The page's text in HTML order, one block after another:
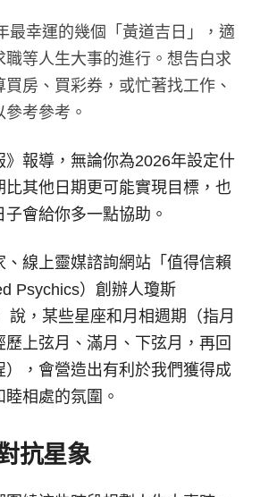
最幸運的幾個「黃道吉日」，適
職等人生大事的進行。想告白求
房、買彩券，或忙著找工作、
考參考。
》報導，無論你為2026年設定什
比其他日期更可能實現目標，也
會給你多一點協助。
、線上靈媒諮詢網站「值得信賴
Psychics）創辦人瓊斯
說，某些星座和月相週期（指月
上弦月、滿月、下弦月，再回
），會營造出有利於我們獲得成
相處的氛圍。
抗星象